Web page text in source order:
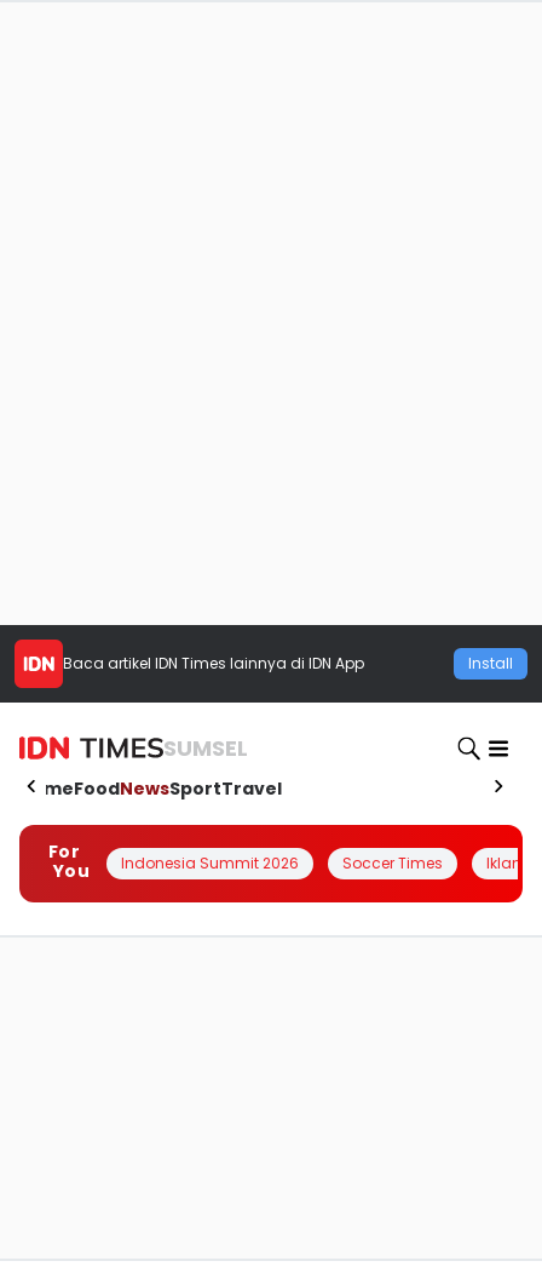
Baca artikel IDN Times lainnya di IDN App Install
SUMSEL
HomeFoodNewsSportTravel
For
You
Indonesia Summit 2026 Soccer Times Iklanin